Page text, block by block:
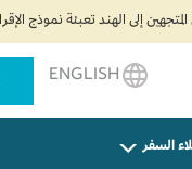
السفر